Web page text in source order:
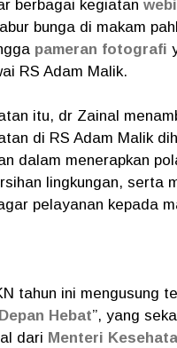
berbagai kegiatan
bunga di makam
pameran fotografi
RS Adam Malik.
itu, dr Zainal
di RS Adam Malik
dalam menerapkan
lingkungan, serta
pelayanan kepada
tahun ini mengusung
Hebat”, yang
dari Menteri